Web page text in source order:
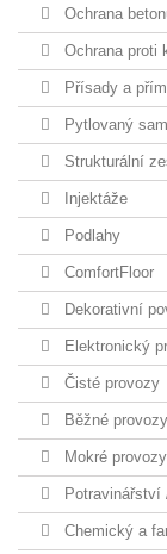
Ochrana
Ochrana proti
Přísady a
Pytlovaný
Strukturální
Injektáže
Podlahy
ComfortFloor
Dekorativní
Elektronický
Čisté provozy
Běžné provozy
Mokré provozy
Potravinářství
Chemický a